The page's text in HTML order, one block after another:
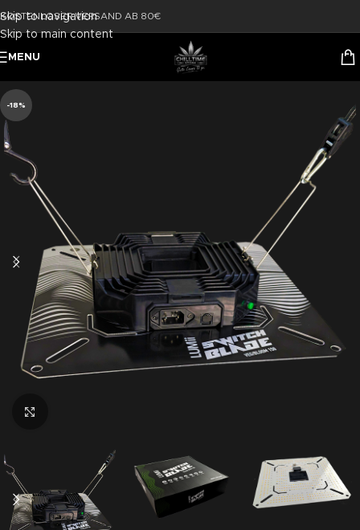
Skip to navigation
Skip to main content
KOSTENLOSER VERSAND AB 80€
MENU
-18%